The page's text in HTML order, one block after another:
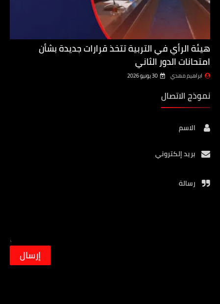
هيئة الرأي في التربية تتخذ قرارات جديدة بشأن
امتحانات الدور الثاني
ابراهيم مهدي 30 يونيو 2026
نموذج الاتصال
الاسم
بريد إلكتروني
رسالة